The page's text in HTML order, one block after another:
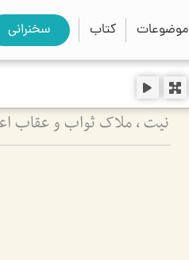
موضوعات کتاب سخنرانی
نیت ، ملاک ثواب و عقاب